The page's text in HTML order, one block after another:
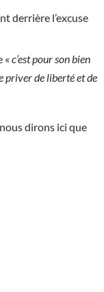
derrière l’excuse
« c’estpour son bien
priver de liberté et de
dirons ici que